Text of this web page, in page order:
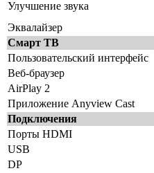
Улучшение звука
Эквалайзер
Смарт ТВ
Пользовательский интерфейс
Веб-браузер
AirPlay 2
Приложение Anyview Cast
Подключения
Порты HDMI
USB
DP